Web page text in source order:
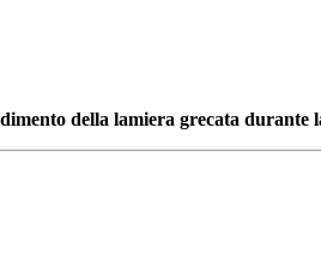
della lamiera grecata durante